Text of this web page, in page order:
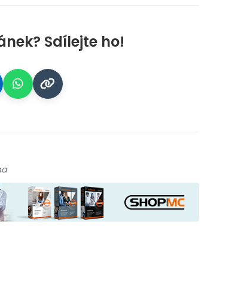
Sdílejte ho!